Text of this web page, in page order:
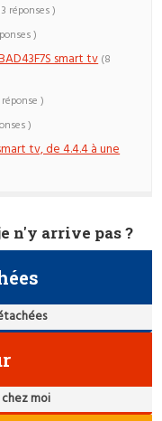
réponses )
)
smart tv (8
réponse )
)
tv, de 4.4.4 à une
n'y arrive pas ?
moi